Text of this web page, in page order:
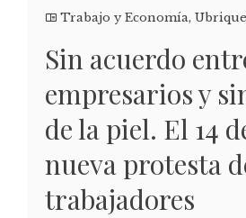
Trabajo y Economía, Ubrique
Sin acuerdo
empresarios y
de la piel. El 14
nueva protesta
trabajadores